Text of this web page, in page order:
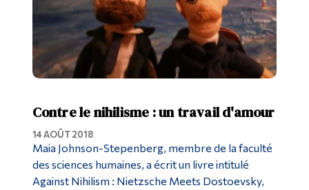
Contre le nihilisme : un travail d'amour
14 AOÛT 2018
Maia Johnson-Stepenberg, membre de la faculté
des sciences humaines, a écrit un livre intitulé
Against Nihilism : Nietzsche Meets Dostoevsky,